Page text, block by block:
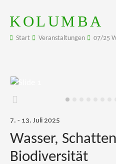
KOLUMBA
Start Veranstaltungen 07/25
Zurück
7. - 13. Juli 2025
Wasser,
Biodiversität